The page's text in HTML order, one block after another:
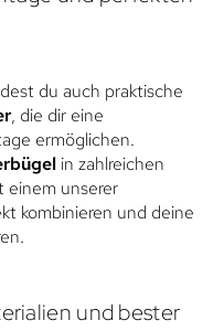
du auch praktische
, die dir eine
ermöglichen.
in zahlreichen
einem unserer
kombinieren und deine
und bester